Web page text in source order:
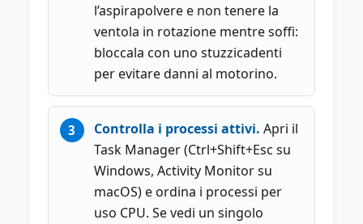
l’aspirapolvere e non tenere la
ventola in rotazione mentre soffi:
bloccala con uno stuzzicadenti
per evitare danni al motorino.
Controlla i processi attivi. Apri il
Task Manager (Ctrl+Shift+Esc su
Windows, Activity Monitor su
macOS) e ordina i processi per
uso CPU. Se vedi un singolo